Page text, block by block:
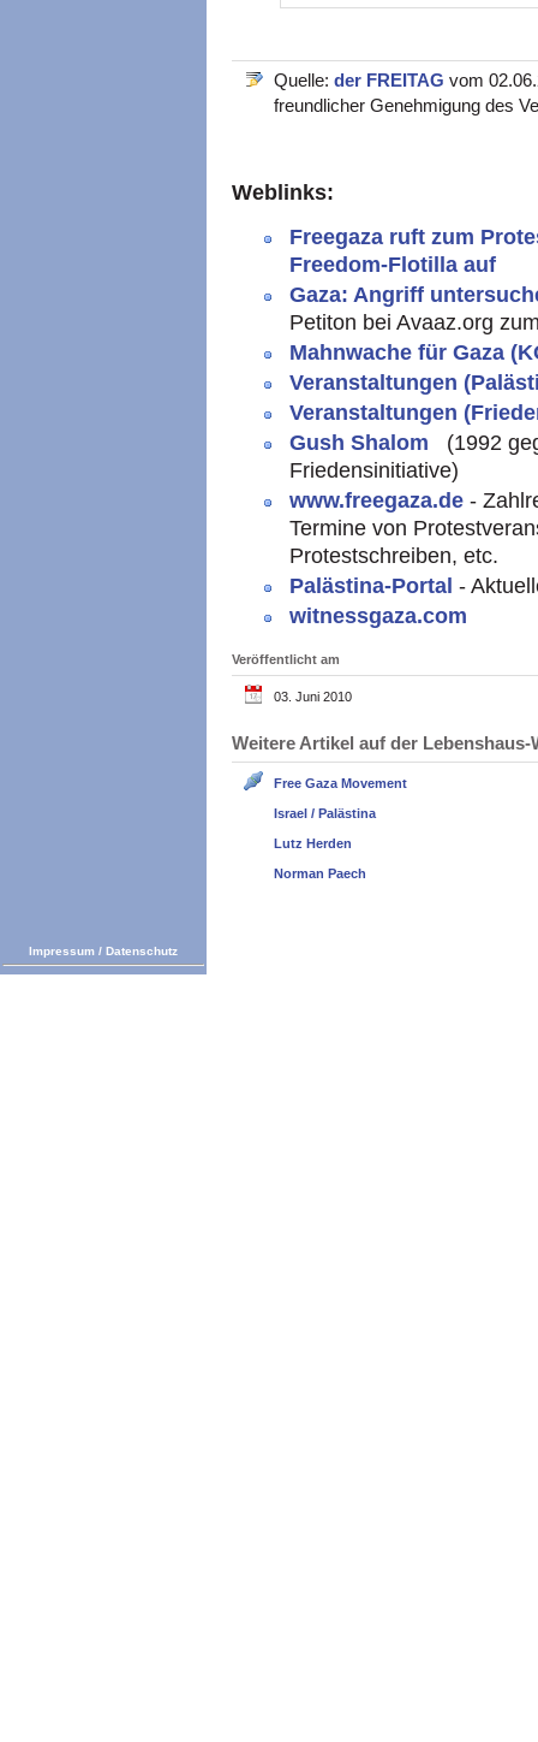
Quelle: der FREITAG vom
freundlicher Genehmigung des
Weblinks:
Freegaza ruft zum
Freedom-Flotilla auf
Gaza: Angriff
Petiton bei Avaaz.org
Mahnwache für Gaza
Veranstaltungen
Veranstaltungen
Gush Shalom
(1992
Friedensinitiative)
www.freegaza.de -
Termine von
Protestschreiben, etc.
Palästina-Portal -
witnessgaza.com
Veröffentlicht am
03. Juni 2010
Weitere Artikel auf der
Free Gaza Movement
Israel / Palästina
Lutz Herden
Norman Paech
Impressum / Datenschutz